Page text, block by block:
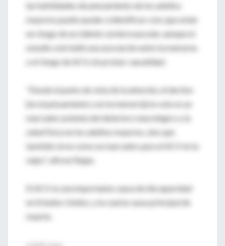
las habilidades de pensamiento de los adultos
mayores puede ayudar a identificar a los que están
en riesgo de accidente cerebrovascular, aunque el
estudio solo halló una asociación entre la memoria
y el riesgo de ACV, sin probar causalidad.
"Desde el punto de vista de la atención, el declive
[en el pensamiento y en la memoria] no solo es un
marcador potente del deterioro neurológico y la
salud física en los adultos mayores, sino que
también sirve como un marcador para el ACV en la
vejez", afirmó Rajan.
El ACV es una importante causa de discapacidad
en Estados Unidos, y la cuarta causa principal de
muerte.